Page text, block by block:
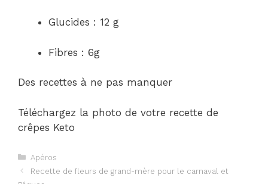
Glucides : 12 g
Fibres : 6g
Des recettes à ne pas manquer
Téléchargez la photo de votre recette de
crêpes Keto
Catégories
Apéros
Navigation
des
Recette de fleurs de grand-mère pour le carnaval et